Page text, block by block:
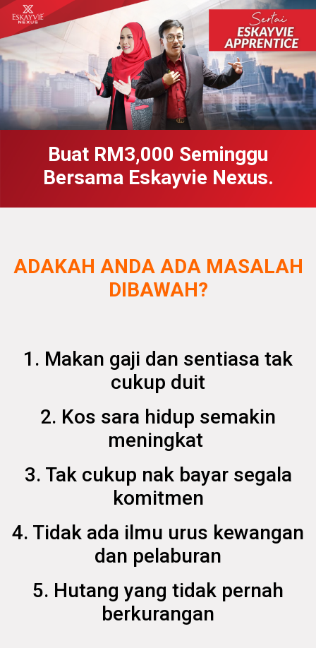
Buat RM3,000 Seminggu
Bersama Eskayvie Nexus.
ADAKAH ANDA ADA MASALAH
DIBAWAH?
1. Makan gaji dan sentiasa tak
cukup duit
2. Kos sara hidup semakin
meningkat
3. Tak cukup nak bayar segala
komitmen
4. Tidak ada ilmu urus kewangan
dan pelaburan
5. Hutang yang tidak pernah
berkurangan